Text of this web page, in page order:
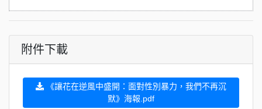
附件下載
《讓花在逆風中盛開：面對性別暴力，我們不再沉
默》海報.pdf